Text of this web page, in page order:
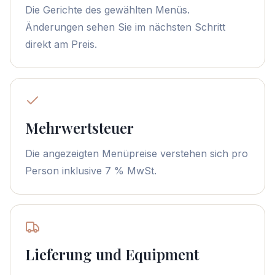
Die Gerichte des gewählten Menüs.
Änderungen sehen Sie im nächsten Schritt
direkt am Preis.
Mehrwertsteuer
Die angezeigten Menüpreise verstehen sich pro
Person inklusive 7 % MwSt.
Lieferung und Equipment